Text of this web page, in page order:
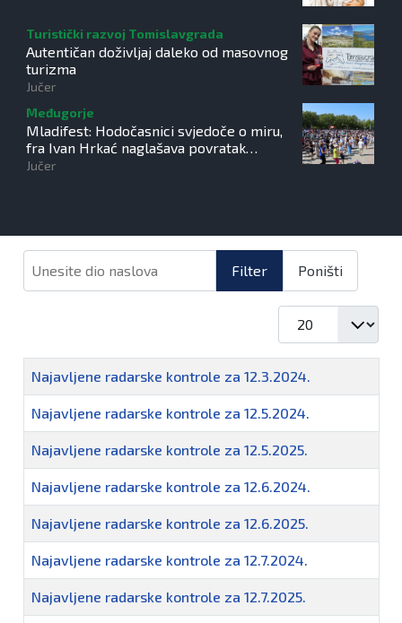
Turistički razvoj Tomislavgrada
Autentičan doživljaj daleko od masovnog
turizma
Jučer
Međugorje
Mladifest: Hodočasnici svjedoče o miru,
fra Ivan Hrkać naglašava povratak
izvorima vjere
Jučer
Filter Poništi
Naziv
Najavljene radarske kontrole za 12.3.2024.
Najavljene radarske kontrole za 12.5.2024.
Najavljene radarske kontrole za 12.5.2025.
Najavljene radarske kontrole za 12.6.2024.
Najavljene radarske kontrole za 12.6.2025.
Najavljene radarske kontrole za 12.7.2024.
Najavljene radarske kontrole za 12.7.2025.